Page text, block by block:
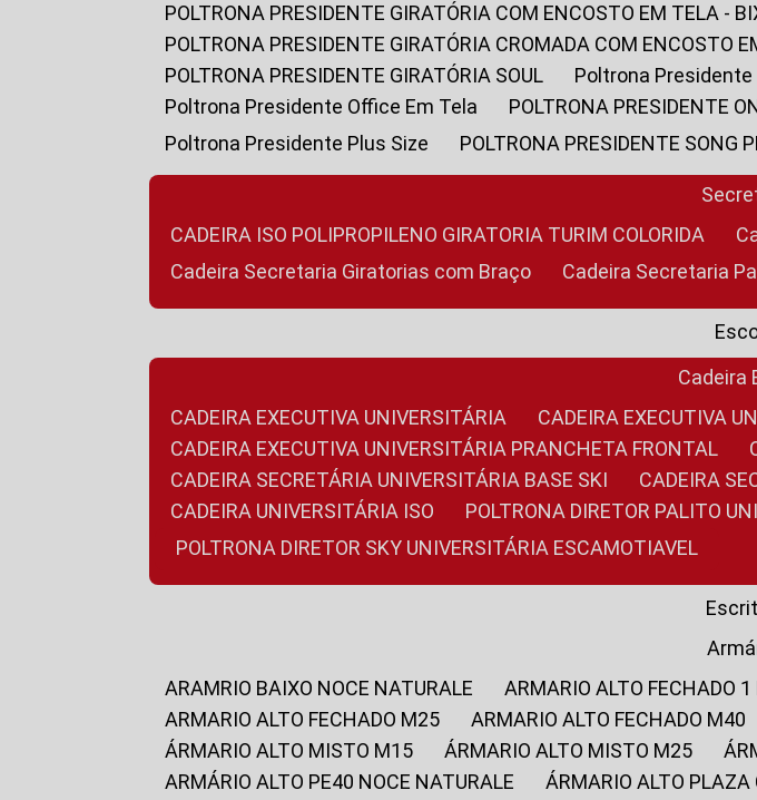
POLTRONA PRESIDENTE GIRATÓRIA COM ENCOSTO EM TELA -
POLTRONA PRESIDENTE GIRATÓRIA CROMADA COM ENCOSTO
POLTRONA PRESIDENTE GIRATÓRIA SOUL
Poltrona
Poltrona Presidente Office Em Tela
POLTRONA PRESIDENTE
Poltrona Presidente Plus Size
POLTRONA PRESIDENTE SONG
CADEIRA ISO POLIPROPILENO GIRATORIA TURIM COLORIDA
Cadeira Secretaria Giratorias com Braço
Cadeira Secretaria
CADEIRA EXECUTIVA UNIVERSITÁRIA
CADEIRA EXECUTIVA
CADEIRA EXECUTIVA UNIVERSITÁRIA PRANCHETA FRONTAL
CADEIRA SECRETÁRIA UNIVERSITÁRIA BASE SKI
CADEIRA
CADEIRA UNIVERSITÁRIA ISO
POLTRONA DIRETOR PALITO
POLTRONA DIRETOR SKY UNIVERSITÁRIA ESCAMOTIAVEL
ARAMRIO BAIXO NOCE NATURALE
ARMARIO ALTO FECHADO
ARMARIO ALTO FECHADO M25
ARMARIO ALTO FECHADO M40
ÁRMARIO ALTO MISTO M15
ÁRMARIO ALTO MISTO M25
ARMÁRIO ALTO PE40 NOCE NATURALE
ÁRMARIO ALTO